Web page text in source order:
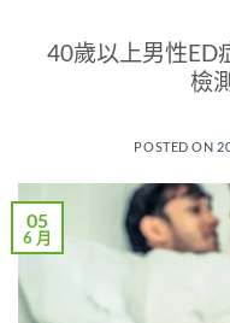
40歲以上男性ED
檢
POSTED ON
05
6 月